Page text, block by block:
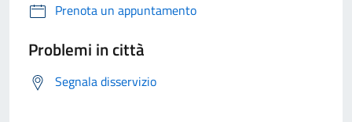
Prenota un appuntamento
Problemi in città
Segnala disservizio